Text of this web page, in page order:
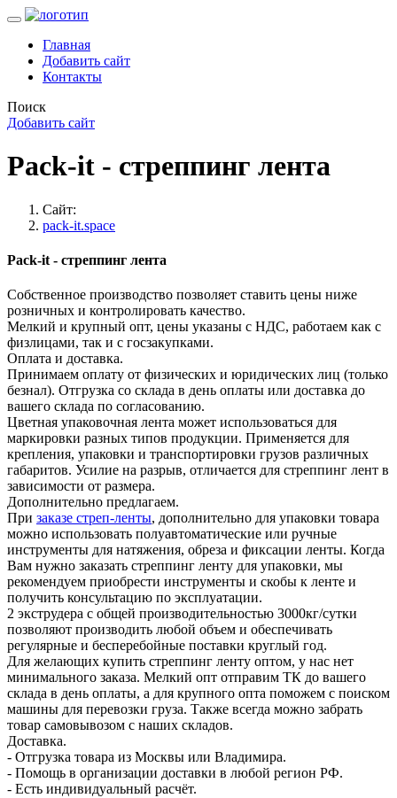
Главная
Добавить сайт
Контакты
Поиск
Добавить сайт
Pack-it - стреппинг лента
Сайт:
pack-it.space
Pack-it - стреппинг лента
Собственное производство позволяет ставить цены ниже
розничных и контролировать качество.
Мелкий и крупный опт, цены указаны с НДС, работаем как с
физлицами, так и с госзакупками.
Оплата и доставка.
Принимаем оплату от физических и юридических лиц (только
безнал). Отгрузка со склада в день оплаты или доставка до
вашего склада по согласованию.
Цветная упаковочная лента может использоваться для
маркировки разных типов продукции. Применяется для
крепления, упаковки и транспортировки грузов различных
габаритов. Усилие на разрыв, отличается для стреппинг лент в
зависимости от размера.
Дополнительно предлагаем.
При заказе стреп-ленты, дополнительно для упаковки товара
можно использовать полуавтоматические или ручные
инструменты для натяжения, обреза и фиксации ленты. Когда
Вам нужно заказать стреппинг ленту для упаковки, мы
рекомендуем приобрести инструменты и скобы к ленте и
получить консультацию по эксплуатации.
2 экструдера с общей производительностью 3000кг/сутки
позволяют производить любой объем и обеспечивать
регулярные и бесперебойные поставки круглый год.
Для желающих купить стреппинг ленту оптом, у нас нет
минимального заказа. Мелкий опт отправим ТК до вашего
склада в день оплаты, а для крупного опта поможем с поиском
машины для перевозки груза. Также всегда можно забрать
товар самовывозом с наших складов.
Доставка.
- Отгрузка товара из Москвы или Владимира.
- Помощь в организации доставки в любой регион РФ.
- Есть индивидуальный расчёт.